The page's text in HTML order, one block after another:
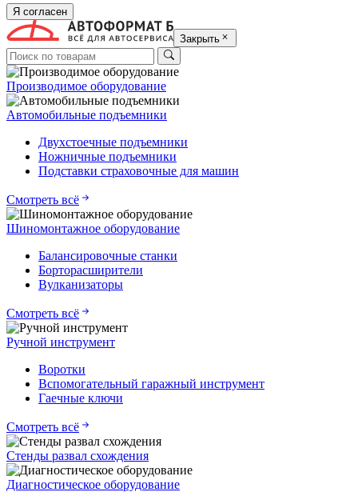
Я согласен
Закрыть
Производимое оборудование
Автомобильные подъемники
Двухстоечные подъемники
Ножничные подъемники
Подставки страховочные для машин
Смотреть всё
Шиномонтажное оборудование
Балансировочные станки
Борторасширители
Вулканизаторы
Смотреть всё
Ручной инструмент
Воротки
Вспомогательный гаражный инструмент
Гаечные ключи
Смотреть всё
Стенды развал схождения
Диагностическое оборудование